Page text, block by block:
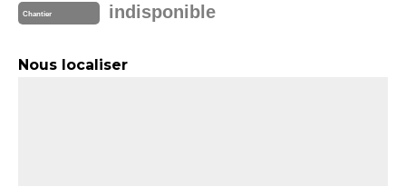
Chantier indisponible
Nous localiser